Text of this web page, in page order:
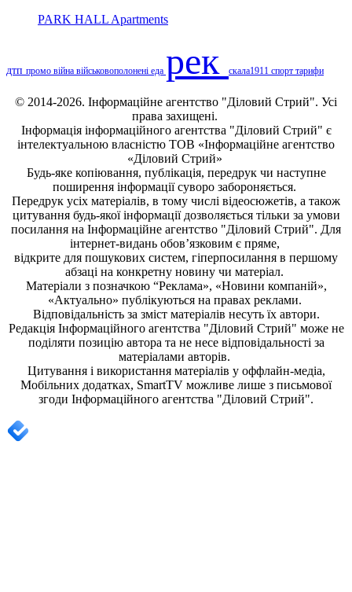
PARK HALL Apartments
дтп промо війна військовополонені еда рек скала1911 спорт тарифи
© 2014-2026. Інформаційне агентство "Діловий Стрий". Усі
права захищені.
Інформація інформаційного агентства "Діловий Стрий" є
інтелектуальною власністю ТОВ «Інформаційне агентство
«Діловий Стрий»
Будь-яке копiювання, публiкацiя, передрук чи наступне
поширення iнформацiї суворо забороняється.
Передрук усіх матеріалів, в тому числі відеосюжетів, а також
цитування будь-якої інформації дозволяється тільки за умови
посилання на Інформаційне агентство "Діловий Стрий". Для
інтернет-видань обов’язковим є пряме,
відкрите для пошукових систем, гіперпосилання в першому
абзаці на конкретну новину чи матеріал.
Матеріали з позначкою “Реклама», «Новини компаній»,
«Актуально» публікуються на правах реклами.
Відповідальність за зміст матеріалів несуть їх автори.
Редакція Інформаційного агентства "Діловий Стрий" може не
поділяти позицію автора та не несе відповідальності за
матеріалами авторів.
Цитування і використання матеріалів у оффлайн-медіа,
Мобільних додатках, SmartTV можливе лише з письмової
згоди Інформаційного агентства "Діловий Стрий".